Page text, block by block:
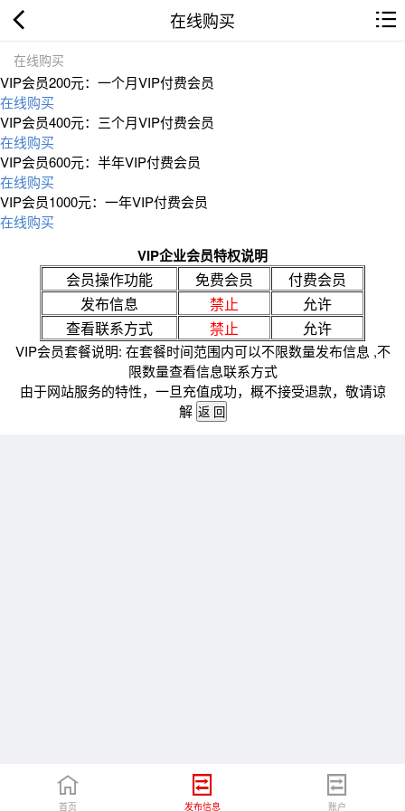
在线购买
在线购买
VIP会员200元：一个月VIP付费会员
在线购买
VIP会员400元：三个月VIP付费会员
在线购买
VIP会员600元：半年VIP付费会员
在线购买
VIP会员1000元：一年VIP付费会员
在线购买
VIP企业会员特权说明
会员操作功能 免费会员
付费会员
发布信息
禁止
允许
查看联系方式
禁止 允许
VIP会员套餐说明: 在套餐时间范围内可以不限数量发布信息 ,不
限数量查看信息联系方式
由于网站服务的特性，一旦充值成功，概不接受退款，敬请谅
解
首页 发布信息 账户